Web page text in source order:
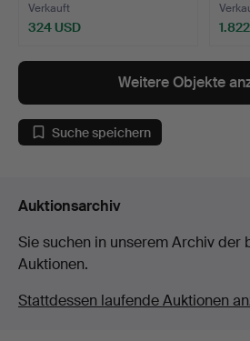
Verkauft
324 USD
Weitere Objekte
Suche speichern
Auktionsarchiv
Sie suchen in unserem Archiv der
Auktionen.
Stattdessen laufende Auktionen